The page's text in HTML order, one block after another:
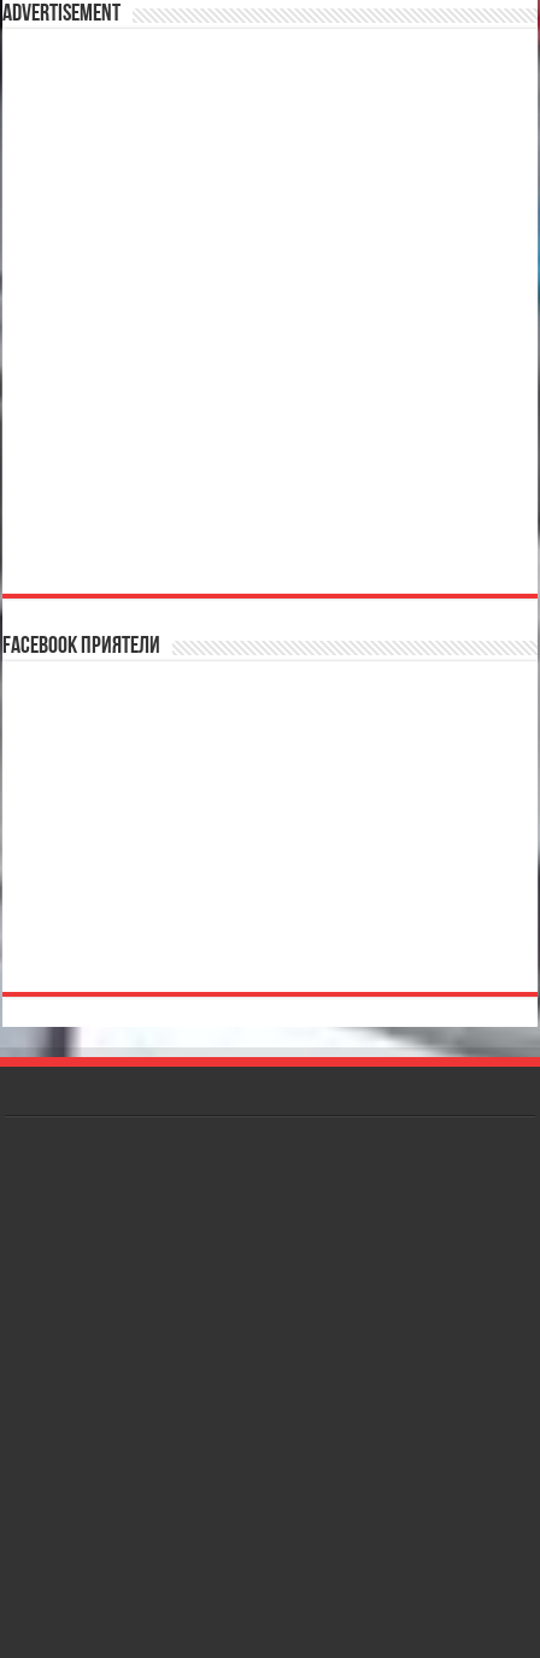
Advertisement
Facebook Приятели